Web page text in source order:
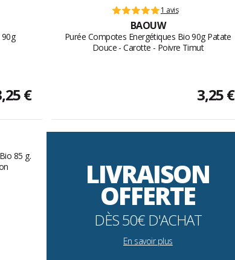
€
1 avis
BAOUW
Purée Compotes Energétiques Bio 90g Patate
Douce - Carotte - Poivre Timut
3,25 €
LIVRAISON
OFFERTE
DÈS 50€ D'ACHAT
En savoir plus